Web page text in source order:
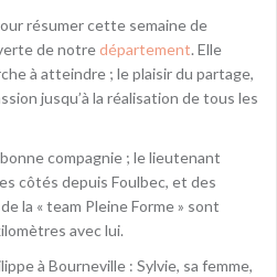
résumer cette semaine de
de notredépartement. Elle
à atteindre ; le plaisir du partage,
jusqu’à la réalisation de tous les
compagnie ; le lieutenant
côtés depuis Foulbec, et des
la « team Pleine Forme » sont
avec lui.
à Bourneville : Sylvie, sa femme,